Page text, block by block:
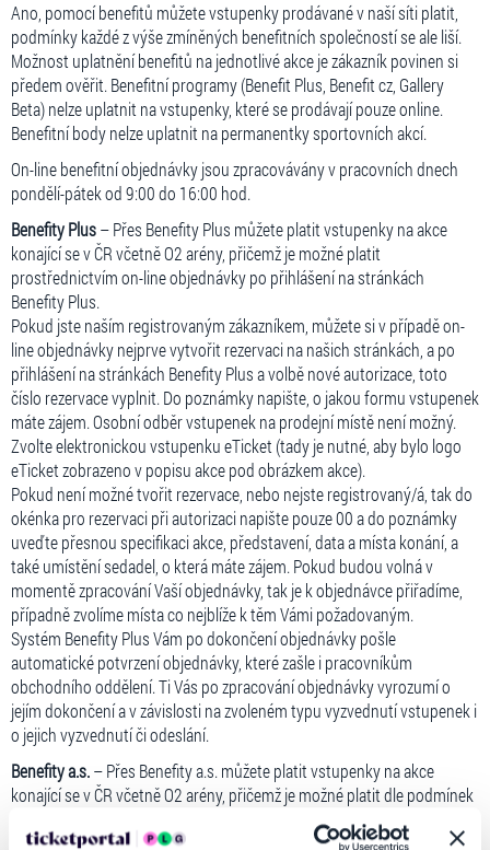
Ano, pomocí benefitů můžete vstupenky prodávané v naší síti platit,
podmínky každé z výše zmíněných benefitních společností se ale liší.
Možnost uplatnění benefitů na jednotlivé akce je zákazník povinen si
předem ověřit. Benefitní programy (Benefit Plus, Benefit cz, Gallery
Beta) nelze uplatnit na vstupenky, které se prodávají pouze online.
Benefitní body nelze uplatnit na permanentky sportovních akcí.
On-line benefitní objednávky jsou zpracovávány v pracovních dnech
pondělí-pátek od 9:00 do 16:00 hod.
Benefity Plus– Přes Benefity Plus můžete platit vstupenky na akce
konající se v ČR včetně O2 arény, přičemž je možné platit
prostřednictvím on-line objednávky po přihlášení na stránkách
Benefity Plus.
Pokud jste naším registrovaným zákazníkem, můžete si v případě on-
line objednávky nejprve vytvořit rezervaci na našich stránkách, a po
přihlášení na stránkách Benefity Plus a volbě nové autorizace, toto
číslo rezervace vyplnit. Do poznámky napište, o jakou formu vstupenek
máte zájem. Osobní odběr vstupenek na prodejní místě není možný.
Zvolte elektronickou vstupenku eTicket (tady je nutné, aby bylo logo
eTicket zobrazeno v popisu akce pod obrázkem akce).
Pokud není možné tvořit rezervace, nebo nejste registrovaný/á, tak do
okénka pro rezervaci při autorizaci napište pouze 00 a do poznámky
uveďte přesnou specifikaci akce, představení, data a místa konání, a
také umístění sedadel, o která máte zájem. Pokud budou volná v
momentě zpracování Vaší objednávky, tak je k objednávce přiřadíme,
případně zvolíme místa co nejblíže k těm Vámi požadovaným.
Systém Benefity Plus Vám po dokončení objednávky pošle
automatické potvrzení objednávky, které zašle i pracovníkům
obchodního oddělení. Ti Vás po zpracování objednávky vyrozumí o
jejím dokončení a v závislosti na zvoleném typu vyzvednutí vstupenek i
o jejich vyzvednutí či odeslání.
Benefity a.s.– Přes Benefity a.s. můžete platit vstupenky na akce
konající se v ČR včetně O2 arény, přičemž je možné platit dle podmínek